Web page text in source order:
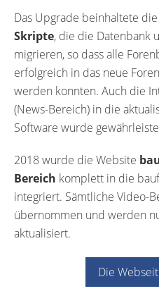
Das Upgrade beinhaltete die
Skripte, die die Datenbank
migrieren, so dass alle
erfolgreich in das neue
werden konnten. Auch die
(News-Bereich) in die
Software wurde
2018 wurde die Website
Bereich komplett in die
integriert. Sämtliche Video-
übernommen und werden
aktualisiert.
Die